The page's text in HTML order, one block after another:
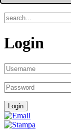
Login